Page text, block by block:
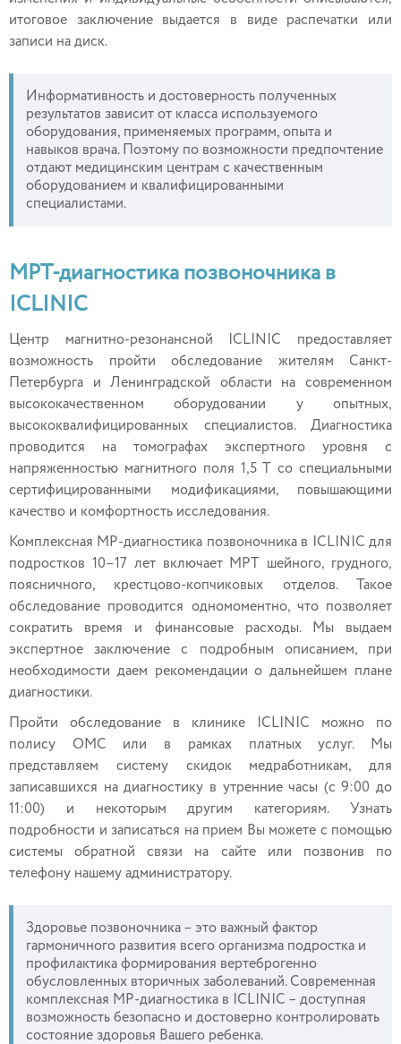
итоговое заключение выдается в виде распечатки или
записи на диск.
Информативность и достоверность полученных
результатов зависит от класса используемого
оборудования, применяемых программ, опыта и
навыков врача. Поэтому по возможности предпочтение
отдают медицинским центрам с качественным
оборудованием и квалифицированными
специалистами.
МРТ-диагностика позвоночника в
ICLINIC
Центр магнитно-резонансной ICLINIC предоставляет
возможность пройти обследование жителям Санкт-
Петербурга и Ленинградской области на современном
высококачественном оборудовании у опытных,
высококвалифицированных специалистов. Диагностика
проводится на томографах экспертного уровня с
напряженностью магнитного поля 1,5 Т со специальными
сертифицированными модификациями, повышающими
качество и комфортность исследования.
Комплексная МР-диагностика позвоночника в ICLINIC для
подростков 10–17 лет включает МРТ шейного, грудного,
поясничного, крестцово-копчиковых отделов. Такое
обследование проводится одномоментно, что позволяет
сократить время и финансовые расходы. Мы выдаем
экспертное заключение с подробным описанием, при
необходимости даем рекомендации о дальнейшем плане
диагностики.
Пройти обследование в клинике ICLINIC можно по
полису ОМС или в рамках платных услуг. Мы
представляем систему скидок медработникам, для
записавшихся на диагностику в утренние часы (с 9:00 до
11:00) и некоторым другим категориям. Узнать
подробности и записаться на прием Вы можете с помощью
системы обратной связи на сайте или позвонив по
телефону нашему администратору.
Здоровье позвоночника – это важный фактор
гармоничного развития всего организма подростка и
профилактика формирования вертеброгенно
обусловленных вторичных заболеваний. Современная
комплексная МР-диагностика в ICLINIC – доступная
возможность безопасно и достоверно контролировать
состояние здоровья Вашего ребенка.